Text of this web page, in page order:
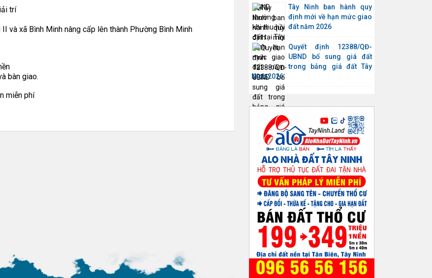
trí
và xã Bình Minh nâng cấp lên thành Phường Bình Minh
bàn giao.
miễn phí
Tây Ninh ban hành quy
định mới về hạn mức giao
đất năm 2026
Quyết định 12388/QĐ-
UBND bổ sung giá đất
trong bảng giá đất Tây
Ninh 2026